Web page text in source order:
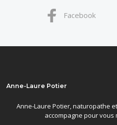
Facebook
Anne-Laure Potier
Anne-Laure Potier, naturopathe
accompagne pour vous